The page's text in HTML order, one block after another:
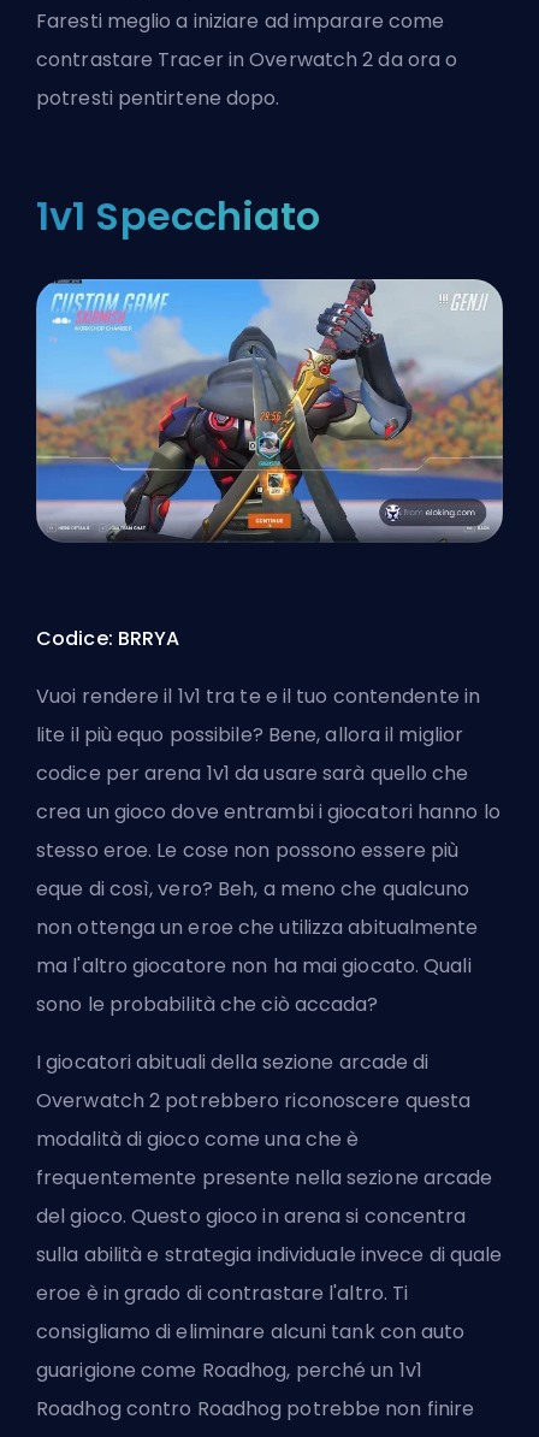
Faresti meglio a iniziare ad imparare come
contrastare Tracer in Overwatch 2da ora o
potresti pentirtene dopo.
1v1 Specchiato
Codice: BRRYA
Vuoi rendere il 1v1 tra te e il tuo contendente in
lite il più equo possibile? Bene, allora il miglior
codice per arena 1v1 da usare sarà quello che
crea un gioco dove entrambi i giocatori hanno lo
stesso eroe. Le cose non possono essere più
eque di così, vero? Beh, a meno che qualcuno
non ottenga un eroe che utilizza abitualmente
ma l'altro giocatore non ha mai giocato. Quali
sono le probabilità che ciò accada?
I giocatori abituali della sezione arcade di
Overwatch 2 potrebbero riconoscere questa
modalità di gioco come una che è
frequentemente presente nella sezione arcade
del gioco. Questo gioco in arena si concentra
sulla abilità e strategia individuale invece di quale
eroe è in grado di contrastare l'altro. Ti
consigliamo di eliminare alcuni tankcon auto
guarigione come Roadhog, perché un 1v1
Roadhog contro Roadhog potrebbe non finire